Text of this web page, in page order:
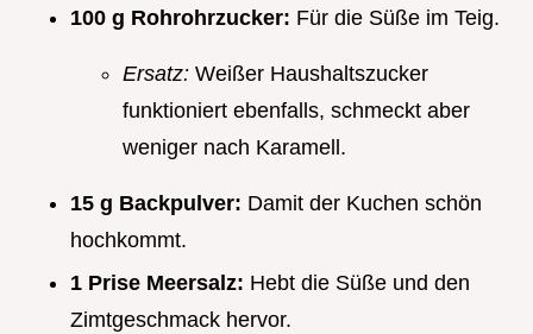
100 g Rohrohrzucker: Für die Süße im Teig.
Ersatz: Weißer Haushaltszucker
funktioniert ebenfalls, schmeckt aber
weniger nach Karamell.
15 g Backpulver: Damit der Kuchen schön
hochkommt.
1 Prise Meersalz: Hebt die Süße und den
Zimtgeschmack hervor.